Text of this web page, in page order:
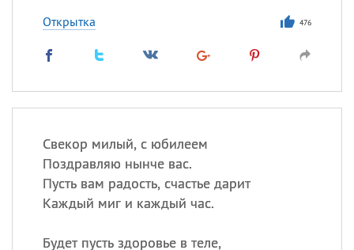
Открытка 476
Свекор милый, с юбилеем
Поздравляю нынче вас.
Пусть вам радость, счастье дарит
Каждый миг и каждый час.
Будет пусть здоровье в теле,